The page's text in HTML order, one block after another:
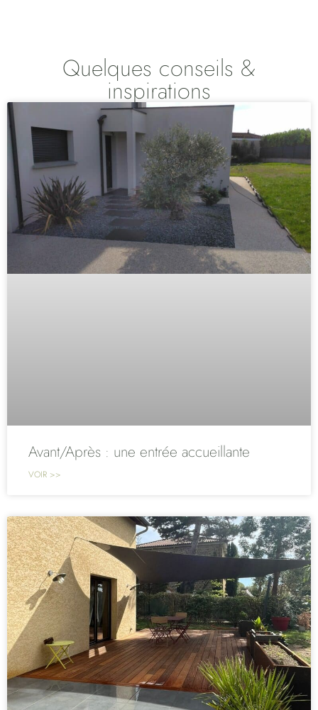
Quelques conseils &
inspirations
Avant/Après : une entrée accueillante
VOIR >>